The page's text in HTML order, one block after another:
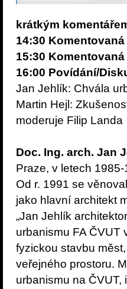
krátkým
14:30
15:30
16:00 Povídání/
Jan Jehlík: Chvála
Martin Hejl:
moderuje Filip Landa
Doc. Ing. arch. Jan
Praze, v letech
Od r. 1991 se
jako hlavní architekt
„Jan Jehlík
urbanismu FA ČVUT
fyzickou stavbu
veřejného prostoru.
urbanismu na